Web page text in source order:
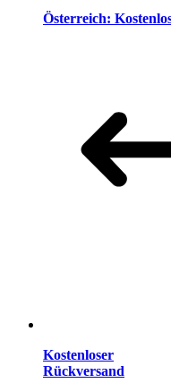
Österreich:
Kostenloser
Rückversand